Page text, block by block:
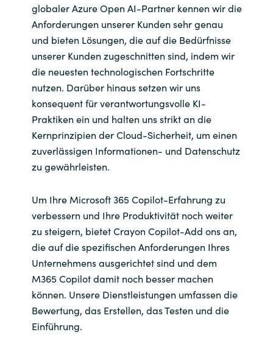
globaler Azure Open AI-Partner kennen wir die
Anforderungen unserer Kunden sehr genau
und bieten Lösungen, die auf die Bedürfnisse
unserer Kunden zugeschnitten sind, indem wir
die neuesten technologischen Fortschritte
nutzen. Darüber hinaus setzen wir uns
konsequent für verantwortungsvolle KI-
Praktiken ein und halten uns strikt an die
Kernprinzipien der Cloud-Sicherheit, um einen
zuverlässigen Informationen- und Datenschutz
zu gewährleisten.
Um Ihre Microsoft 365 Copilot-Erfahrung zu
verbessern und Ihre Produktivität noch weiter
zu steigern, bietet Crayon Copilot-Add ons an,
die auf die spezifischen Anforderungen Ihres
Unternehmens ausgerichtet sind und dem
M365 Copilot damit noch besser machen
können. Unsere Dienstleistungen umfassen die
Bewertung, das Erstellen, das Testen und die
Einführung.